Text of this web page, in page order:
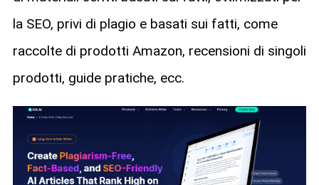
la SEO, privi di plagio e basati sui fatti, come
raccolte di prodotti Amazon, recensioni di singoli
prodotti, guide pratiche, ecc.